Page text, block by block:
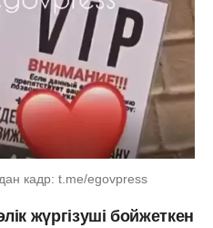
кадр: t.me/egovpress
жүргізуші бойжеткен